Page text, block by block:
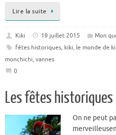
Lire la suite
Kiki 19 juillet 2015
Mon
fêtes historiques, kiki, le monde de
monchichi, vannes
0
Les fêtes
On ne peut